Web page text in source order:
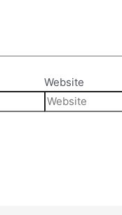
Website